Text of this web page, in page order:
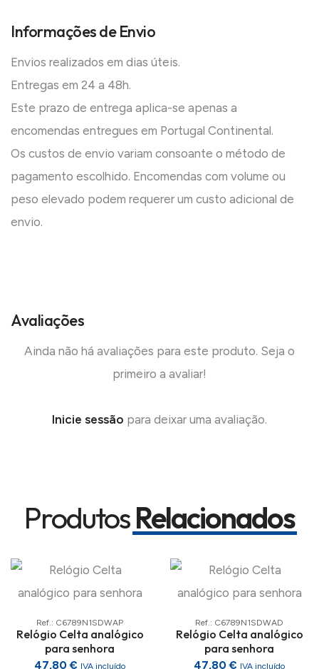
Informações de Envio
Envios realizados em dias úteis.
Entregas em 24 a 48h.
Este prazo de entrega aplica-se apenas a
encomendas entregues em Portugal Continental.
Os custos de envio variam consoante o método de
pagamento escolhido. Encomendas com volume ou
peso elevado podem requerer um custo adicional de
envio.
Avaliações
Ainda não há avaliações para este produto. Seja o
primeiro a avaliar!
Inicie sessão para deixar uma avaliação.
ProdutosRelacionados
Ref.: C6789N1SDWAP
Relógio Celta analógico
para senhora
47,80 € IVA incluído
Ref.: C6789N1SDWAD
Relógio Celta analógico
para senhora
47,80 € IVA incluído